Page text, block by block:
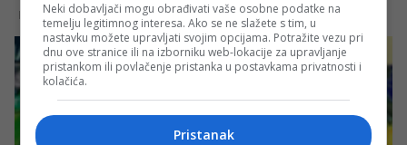
Neki dobavljači mogu obrađivati vaše osobne podatke na
temelju legitimnog interesa. Ako se ne slažete s tim, u
nastavku možete upravljati svojim opcijama. Potražite vezu pri
dnu ove stranice ili na izborniku web-lokacije za upravljanje
pristankom ili povlačenje pristanka u postavkama privatnosti i
kolačića.
Pristanak